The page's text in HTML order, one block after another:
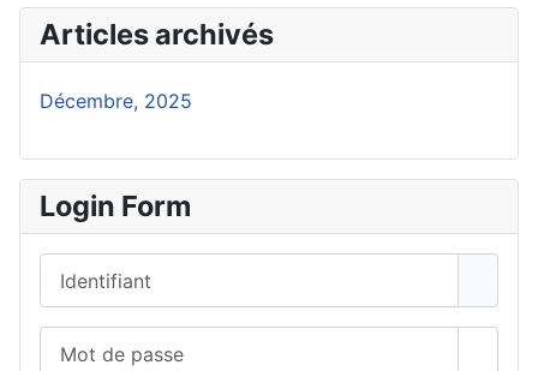
Articles archivés
Décembre, 2025
Login Form